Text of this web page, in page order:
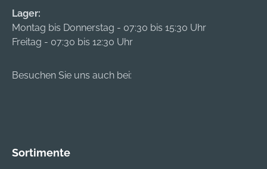
Lager:
Montag bis Donnerstag - 07:30 bis 15:30 Uhr
Freitag - 07:30 bis 12:30 Uhr
Besuchen Sie uns auch bei:
Sortimente